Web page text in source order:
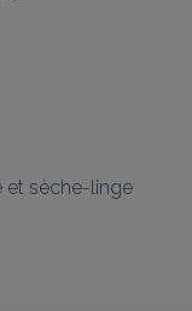
et sèche-linge